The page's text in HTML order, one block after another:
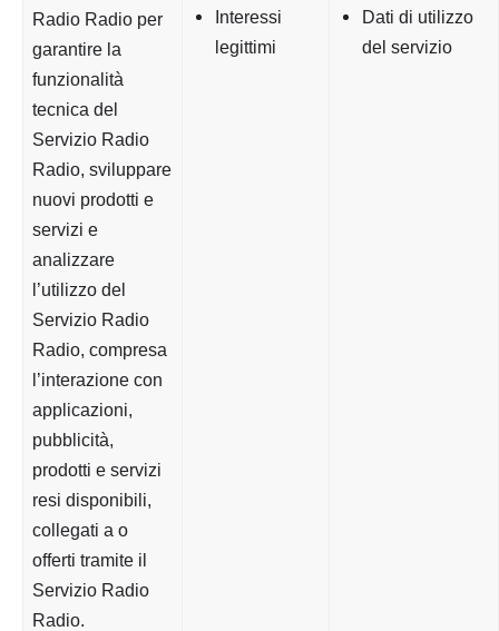
Radio Radio per
garantire la
funzionalità
tecnica del
Servizio Radio
Radio, sviluppare
nuovi prodotti e
servizi e
analizzare
l’utilizzo del
Servizio Radio
Radio, compresa
l’interazione con
applicazioni,
pubblicità,
prodotti e servizi
resi disponibili,
collegati a o
offerti tramite il
Servizio Radio
Radio.
Interessi
legittimi
Dati di utilizzo
del servizio